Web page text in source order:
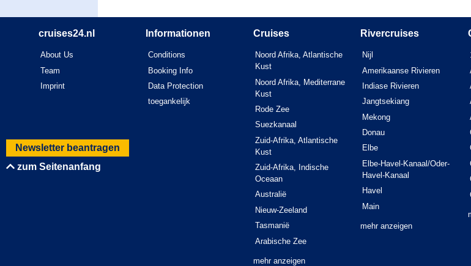
Newsletter beantragen
zum Seitenanfang
cruises24.nl
About Us
Team
Imprint
Informationen
Conditions
Booking Info
Data Protection
toegankelijk
Cruises
Noord Afrika, Atlantische
Kust
Noord Afrika, Mediterrane
Kust
Rode Zee
Suezkanaal
Zuid-Afrika, Atlantische
Kust
Zuid-Afrika, Indische
Oceaan
Australië
Nieuw-Zeeland
Tasmanië
Arabische Zee
mehr anzeigen
Rivercruises
Nijl
Amerikaanse Rivieren
Indiase Rivieren
Jangtsekiang
Mekong
Donau
Elbe
Elbe-Havel-Kanaal/Oder-
Havel-Kanaal
Havel
Main
mehr anzeigen